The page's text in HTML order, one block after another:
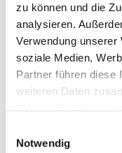
zu können und die
analysieren.
Verwendung
soziale Medien,
Partner führen diese
weiteren Daten
haben oder die sie
Notwendig